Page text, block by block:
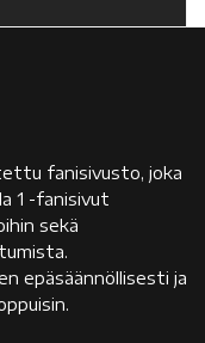
fanisivusto, joka
1 -fanisivut
sekä
epäsäännöllisesti ja